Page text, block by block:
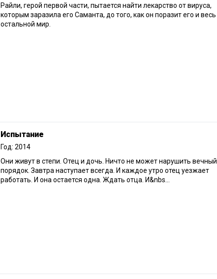
Райли, герой первой части, пытается найти лекарство от вируса,
которым заразила его Саманта, до того, как он поразит его и весь
остальной мир.
Испытание
Год: 2014
Они живут в степи. Отец и дочь. Ничто не может нарушить вечный
порядок. Завтра наступает всегда. И каждое утро отец уезжает
работать. И она остается одна. Ждать отца. И&nbs...